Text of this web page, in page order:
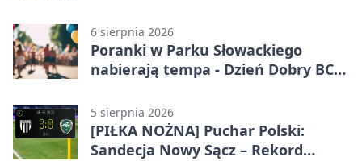
6 sierpnia 2026
Poranki w Parku Słowackiego
nabierają tempa - Dzień Dobry BCK
5 sierpnia 2026
[PIŁKA NOŻNA] Puchar Polski:
Sandecja Nowy Sącz – Rekord